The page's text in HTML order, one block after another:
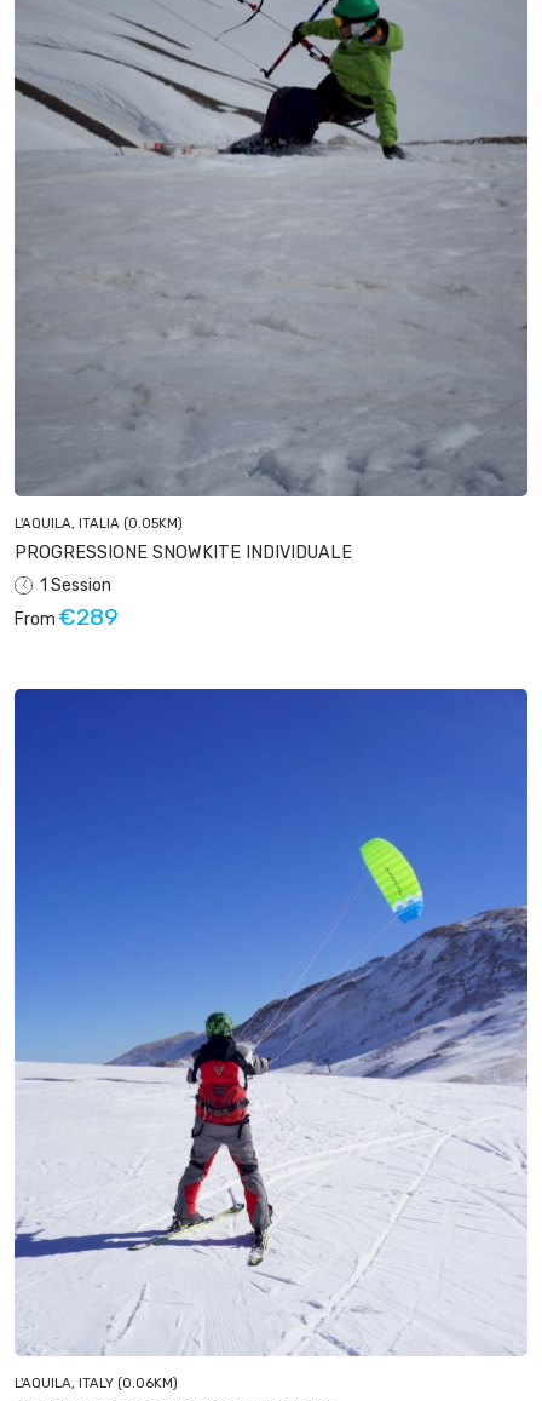
L'AQUILA, ITALIA (0.05KM)
PROGRESSIONE SNOWKITE INDIVIDUALE
1 Session
From€289
L'AQUILA, ITALY (0.06KM)